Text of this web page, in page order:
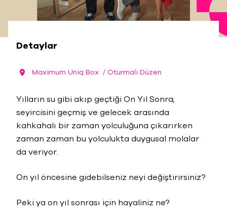
Detaylar
Maximum Uniq Box / Oturmalı Düzen
Yılların su gibi akıp geçtiği On Yıl Sonra;
seyircisini geçmiş ve gelecek arasında
kahkahalı bir zaman yolculuğuna çıkarırken
zaman zaman bu yolculukta duygusal molalar
da veriyor.
On yıl öncesine gidebilseniz neyi değiştirirsiniz?
Peki ya on yıl sonrası için hayaliniz ne?